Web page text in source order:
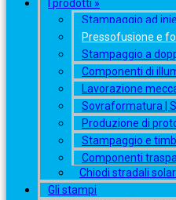
I prodotti »
Stampaggio ad
Pressofusione e
Stampaggio a
Componenti di
Lavorazione
Sovraformatura |
Produzione di
Stampaggio e
Componenti
Chiodi stradali
Gli stampi